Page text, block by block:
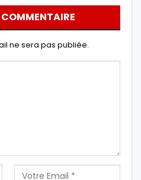
COMMENTAIRE
ne sera pas publiée.